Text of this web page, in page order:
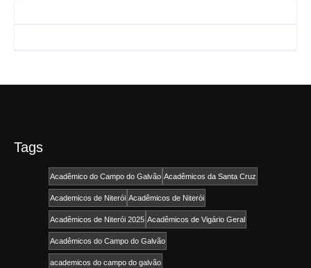
Tags
Acadêmico do Campo do Galvão Acadêmicos da Santa Cruz
Academicos de Niterói Acadêmicos de Niterói
Acadêmicos de Niterói 2025 Acadêmicos de Vigário Geral
Acadêmicos do Campo do Galvão
academicos do campo do galvão